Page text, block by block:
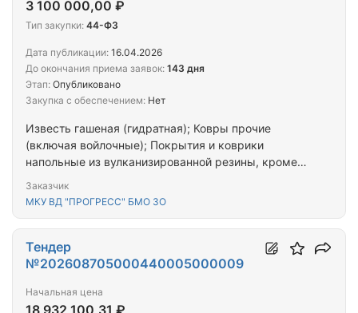
Известь гашеная (гидратная); Ковры прочие
(включая войлочные); Покрытия и коврики
напольные из вулканизированной резины, кроме
Рукавицы, перчатки производственные и
включенные в другие группировки; Перчатки
резиновые хозяйственные; Мыло туалетное
жидкое; Средства моющие прочие; Салфетки
нетканые из текстильных волокон; Мыло
Заказчик
МКУ ВД "ПРОГРЕСС" БМО ЗО
3 100 000,00 ₽
Тип закупки: 44-ФЗ
Дата публикации: 16.04.2026
До окончания приема заявок: 143 дня
Этап: Опубликовано
Закупка с обеспечением: Нет
Тендер
№202608705000440005000009
Начальная цена
18 932 100,31 ₽